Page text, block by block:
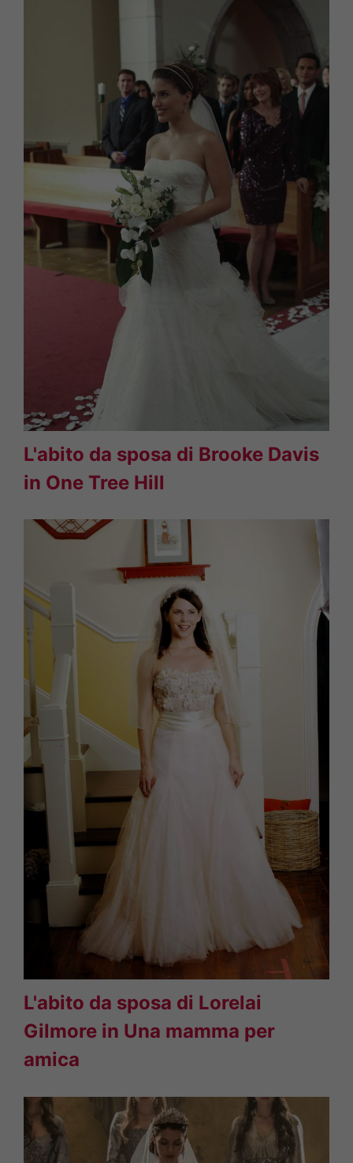
L'abito da sposa di Brooke Davis
in One Tree Hill
L'abito da sposa di Lorelai
Gilmore in Una mamma per
amica